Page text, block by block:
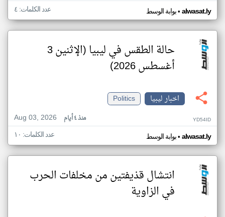
بوابة الوسط• alwasat.ly عدد الكلمات: ٤
حالة الطقس في ليبيا (الإثنين 3
أغسطس 2026)
اخبار ليبيا
Politics
Aug 03, 2026
منذ ٤ أيام YD54ID
بوابة الوسط• alwasat.ly عدد الكلمات: ١٠
انتشال قذيفتين من مخلفات الحرب
في الزاوية